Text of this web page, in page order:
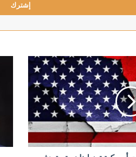
توقيع اتفاقية دفاع مشترك بين باكستان